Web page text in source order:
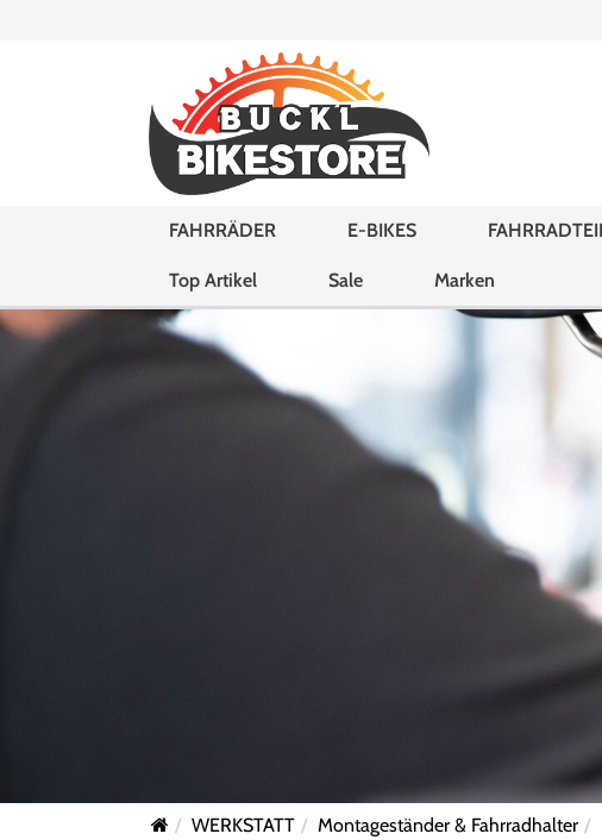
FAHRRÄDER E-BIKES
Top Artikel Sale Marken
WERKSTATT Montageständer & Fahrradhalter